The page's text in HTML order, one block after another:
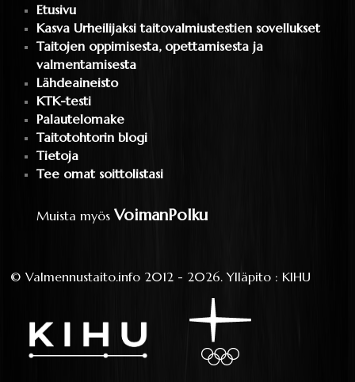
Etusivu
Kasva Urheilijaksi taitovalmiustestien sovellukset
Taitojen oppimisesta, opettamisesta ja
valmentamisesta
Lähdeaineisto
KTK-testi
Palautelomake
Taitotohtorin blogi
Tietoja
Tee omat soittolistasi
Muista myös VoimanPolku
© Valmennustaito.info2012 - 2026.Ylläpito: KIHU